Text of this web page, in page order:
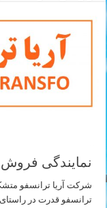
نمایندگی
شرکت آریا ترانسفو
ترانسفو قدرت در